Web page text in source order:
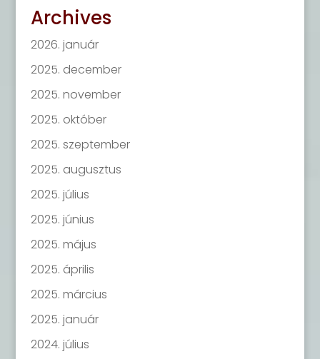
Archives
2026. január
2025. december
2025. november
2025. október
2025. szeptember
2025. augusztus
2025. július
2025. június
2025. május
2025. április
2025. március
2025. január
2024. július